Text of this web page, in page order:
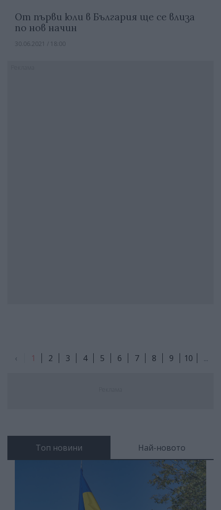
От първи юли в България ще се влиза
по нов начин
30.06.2021 / 18:00
‹ 1 2 3 4 5 6 7 8 9 10 ...
Топ новини Най-новото